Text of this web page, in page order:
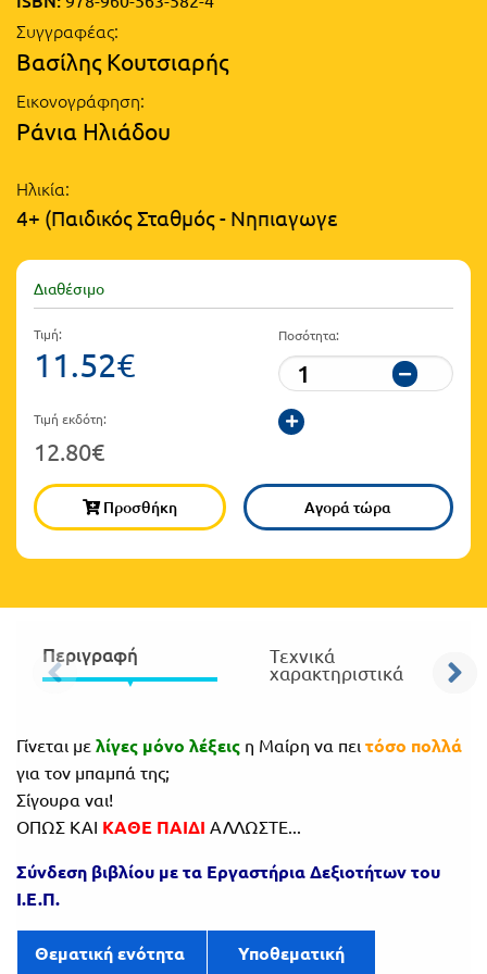
Θεματικά
Ημερολόγια
Βιβλία
Δραστηριοτήτων
Εκπαίδευση
Εκπαίδευση
Διά Βίου
Μάθηση
Βιβλιοθήκη
εκπαιδευτικού
Πανελλήνιοι
Επιτραπέζια
Παιχνίδια
Τάξη
Β΄
Τάξη
Γ΄
Τάξη
Λύκειο
Α΄
Τάξη
Ε.ΠΑΛ.
Για
όλο
λύκειο
Συγγραφέας:
Βασίλης Κουτσιαρής
Εικονογράφηση:
Ράνια Ηλιάδου
Ηλικία:
4+ (Παιδικός Σταθμός - Νηπιαγωγε
Διαθέσιμο
Τιμή:
11.52€
Τιμή εκδότη:
12.80€
Ποσότητα:
Προσθήκη Αγορά τώρα
Περιγραφή Τεχνικά
χαρακτηριστικά
Γίνεται με λίγες μόνο λέξεις η Μαίρη να πει τόσο πολλά
για τον μπαμπά της;
Σίγουρα ναι!
ΟΠΩΣ ΚΑΙ ΚΑΘΕ ΠΑΙΔΙ ΑΛΛΩΣΤΕ...
Σύνδεση βιβλίου με τα Εργαστήρια Δεξιοτήτων του
Ι.Ε.Π.
Θεματική ενότητα Υποθεματική